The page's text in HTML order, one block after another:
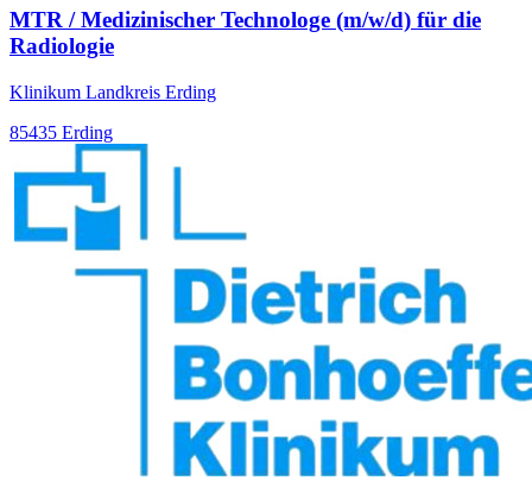
MTR / Medizinischer Technologe (m/w/d) für die
Radiologie
Klinikum Landkreis Erding
85435 Erding